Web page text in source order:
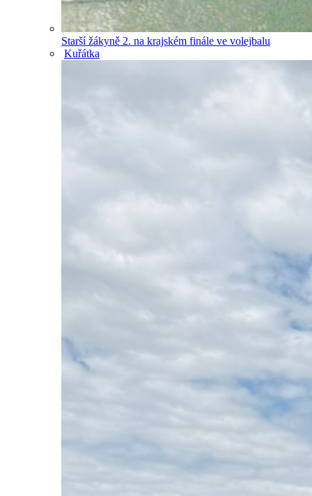
Starší žákyně 2. na krajském finále ve volejbalu
Kuřátka